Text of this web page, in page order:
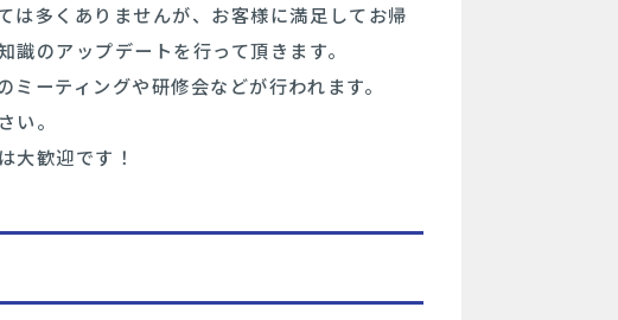
は多くありませんが、お客様に満足してお帰
識のアップデートを行って頂きます。
ミーティングや研修会などが行われます。
い。
大歓迎です！